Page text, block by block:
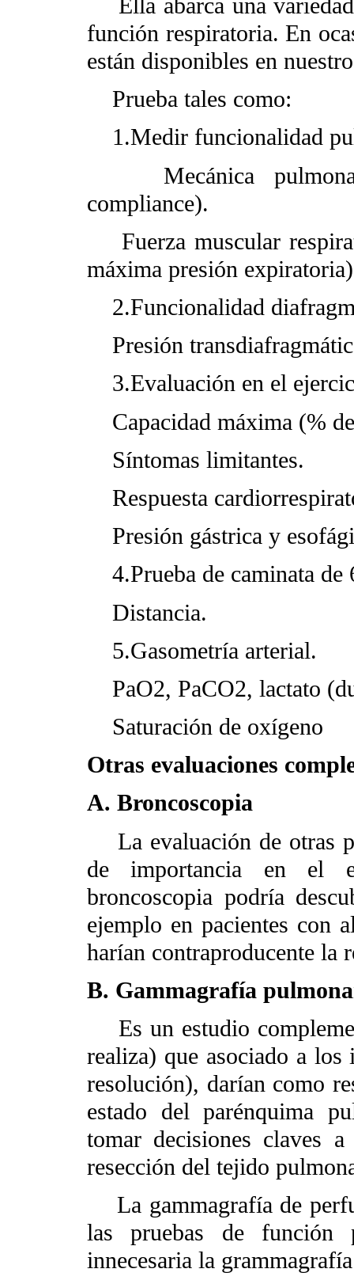
Ella abarca una
función respiratoria. En
están disponibles en
Prueba tales como:
1.Medir funcionalidad
Mecánica
compliance).
Fuerza muscular
máxima presión
2.Funcionalidad
Presión
3.Evaluación en el
Capacidad máxima (%
Síntomas limitantes.
Respuesta
Presión gástrica y
4.Prueba de caminata de
Distancia.
5.Gasometría arterial.
PaO2, PaCO2, lactato
Saturación de oxígeno
Otras evaluaciones
A. Broncoscopia
La evaluación de otras
de importancia en el
broncoscopia podría
ejemplo en pacientes con
harían contraproducente la
B. Gammagrafía
Es un estudio
realiza) que asociado a
resolución), darían como
estado del parénquima
tomar decisiones claves
resección del tejido
La gammagrafía de
las pruebas de función
innecesaria la